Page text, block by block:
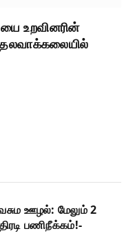
உறவினரின்
தலவாக்கலையில்
ஊழல்: மேலும் 2
பணிநீக்கம்!-